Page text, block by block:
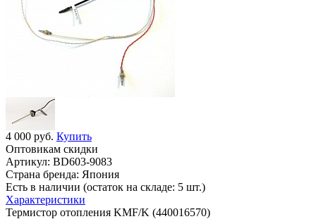
4 000 руб. Купить
Оптовикам скидки
Артикул: BD603-9083
Страна бренда: Япония
Есть в наличии (остаток на складе: 5 шт.)
Характеристики
Термистор отопления KMF/K (440016570)